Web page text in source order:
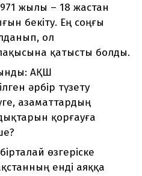
жылы – 18 жастан
бекіту. Ең соңғы
ол
қатысты болды.
АҚШ
әрбір түзету
азаматтардың
қорғауға
өзгеріске
енді аяққа